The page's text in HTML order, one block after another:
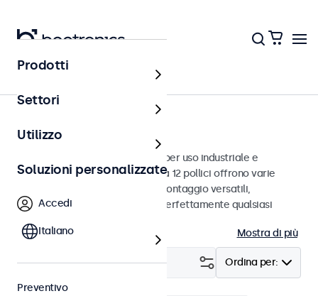
Monitor
Monitor da 12 pollici
Monitor da 12 pollici progettati per uso industriale e
commerciale. Questi monitor da 12 pollici offrono varie
connessioni video e opzioni di montaggio versatili,
consentendo loro di integrarsi perfettamente qualsiasi
Mostra di più
Ordina per:
Filtro (3)
Prodotti
Settori
Utilizzo
Soluzioni personalizzate
Accedi
Italiano
Preventivo